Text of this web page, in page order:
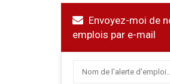
Envoyez-moi de
emplois par e-mail